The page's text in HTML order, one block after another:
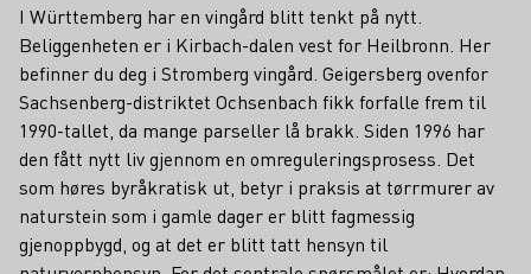
I Württemberg har en vingård blitt tenkt på nytt.
Beliggenheten er i Kirbach-dalen vest for Heilbronn. Her
befinner du deg i Stromberg vingård. Geigersberg ovenfor
Sachsenberg-distriktet Ochsenbach fikk forfalle frem til
1990-tallet, da mange parseller lå brakk. Siden 1996 har
den fått nytt liv gjennom en omreguleringsprosess. Det
som høres byråkratisk ut, betyr i praksis at tørrmurer av
naturstein som i gamle dager er blitt fagmessig
gjenoppbygd, og at det er blitt tatt hensyn til